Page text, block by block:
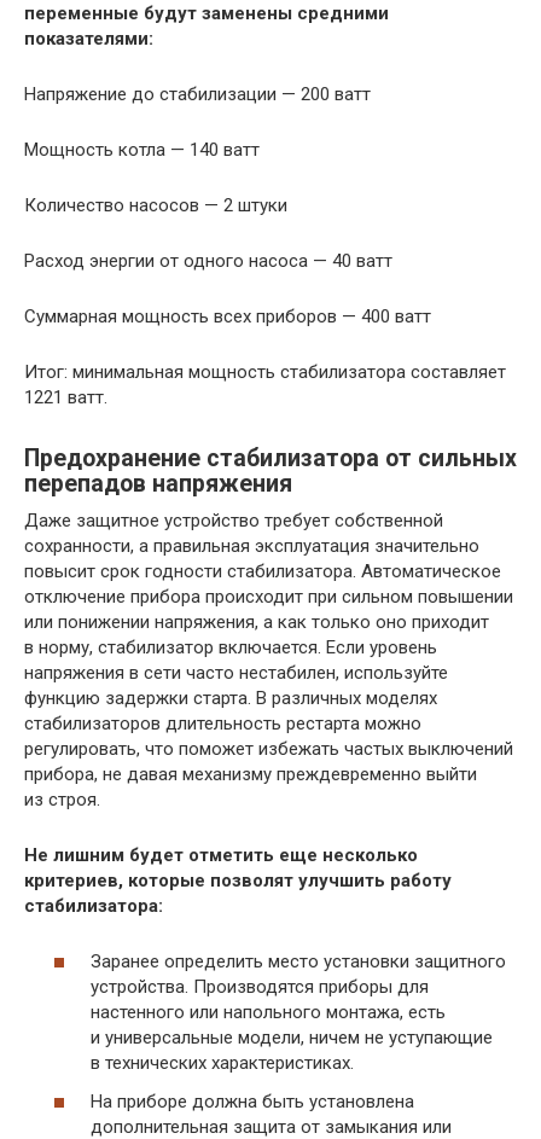
переменные будут заменены средними
показателями:
Напряжение до стабилизации — 200 ватт
Мощность котла — 140 ватт
Количество насосов — 2 штуки
Расход энергии от одного насоса — 40 ватт
Суммарная мощность всех приборов — 400 ватт
Итог: минимальная мощность стабилизатора составляет
1221 ватт.
Предохранение стабилизатора от сильных
перепадов напряжения
Даже защитное устройство требует собственной
сохранности, а правильная эксплуатация значительно
повысит срок годности стабилизатора. Автоматическое
отключение прибора происходит при сильном повышении
или понижении напряжения, а как только оно приходит
в норму, стабилизатор включается. Если уровень
напряжения в сети часто нестабилен, используйте
функцию задержки старта. В различных моделях
стабилизаторов длительность рестарта можно
регулировать, что поможет избежать частых выключений
прибора, не давая механизму преждевременно выйти
из строя.
Не лишним будет отметить еще несколько
критериев, которые позволят улучшить работу
стабилизатора:
Заранее определить место установки защитного
устройства. Производятся приборы для
настенного или напольного монтажа, есть
и универсальные модели, ничем не уступающие
в технических характеристиках.
На приборе должна быть установлена
дополнительная защита от замыкания или